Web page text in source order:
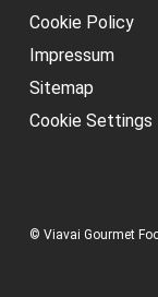
Cookie Policy
Impressum
Sitemap
Cookie Settings
© Viavai Gourmet